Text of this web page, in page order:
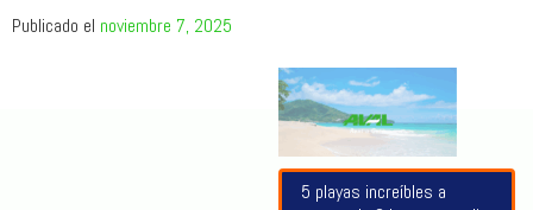
Publicado el noviembre 7, 2025
5 playas increíbles a